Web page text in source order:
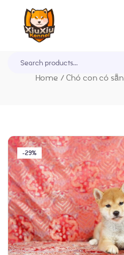
Trang Chủ
Về chúng tôi
Home / Chó con có sẵn
-29%